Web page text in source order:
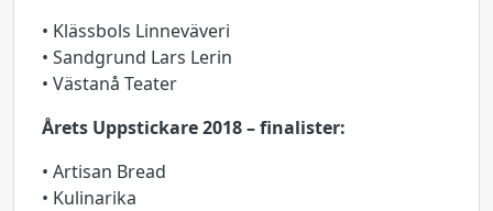
• Klässbols Linneväveri
• Sandgrund Lars Lerin
• Västanå Teater
Årets Uppstickare 2018 – finalister:
• Artisan Bread
• Kulinarika